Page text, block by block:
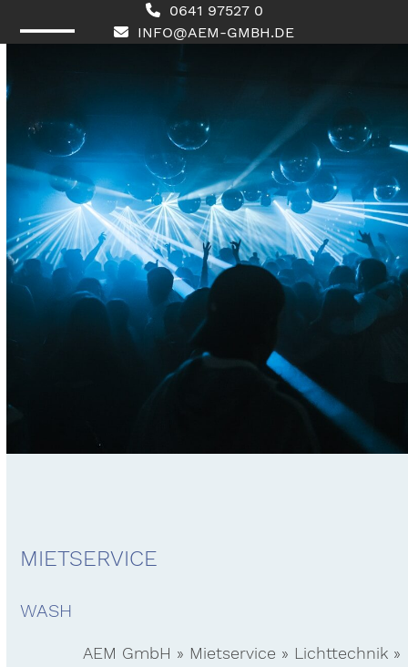
0641 97527 0
INFO@AEM-GMBH.DE
menu
menu
MIETSERVICE
WASH
AEM GmbH » Mietservice » Lichttechnik »